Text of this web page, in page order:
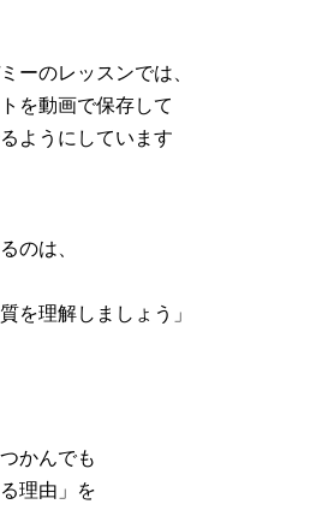
ーのレッスンでは、
を動画で保存して
ようにしています
のは、
を理解しましょう」
かんでも
理由」を